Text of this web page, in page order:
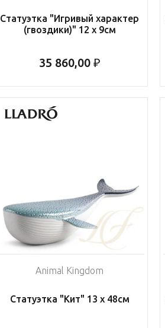
Статуэтка "Игривый характер
(гвоздики)" 12 х 9см
35 860,00 ₽
Animal Kingdom
Статуэтка "Кит" 13 х 48см